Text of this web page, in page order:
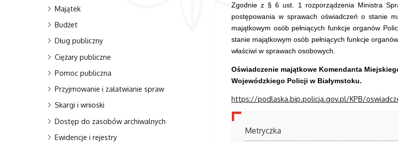
Majątek
Budżet
Dług publiczny
Ciężary publiczne
Pomoc publiczna
Przyjmowanie i załatwianie spraw
Skargi i wnioski
Dostęp do zasobów archiwalnych
Ewidencje i rejestry
Zgodnie z § 6 ust. 1 rozporządzenia Ministra
postępowania w sprawach oświadczeń o stanie
majątkowym osób pełniących funkcje organów
stanie majątkowym osób pełniących funkcje
właściwi w sprawach osobowych.
Oświadczenie majątkowe Komendanta
Wojewódzkiego Policji w Białymstoku.
https://podlaska.bip.policja.gov.pl/KPB/
Metryczka